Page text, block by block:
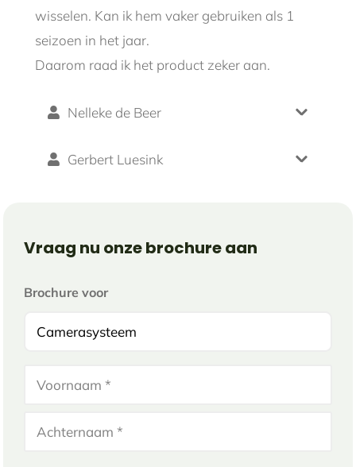
wisselen. Kan ik hem vaker gebruiken als 1
seizoen in het jaar.
Daarom raad ik het product zeker aan.
Nelleke de Beer
Gerbert Luesink
Vraag nu onze brochure aan
Brochure voor